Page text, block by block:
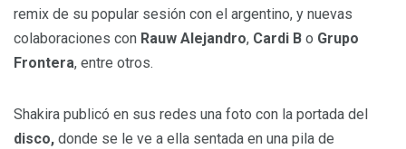
remix de su popular sesión con el argentino, y nuevas
colaboraciones con Rauw Alejandro, Cardi B o Grupo
Frontera, entre otros.
Shakira publicó en sus redes una foto con la portada del
disco, donde se le ve a ella sentada en una pila de